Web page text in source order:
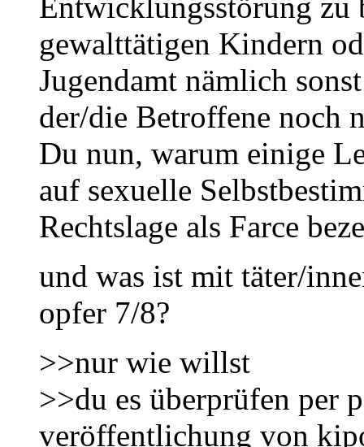
Entwicklungsstörung zu
gewalttätigen Kindern
Jugendamt nämlich
der/die Betroffene noch
Du nun, warum einige
auf sexuelle
Rechtslage als Farce
und was ist mit täter/
opfer 7/8?
>>nur wie willst
>>du es überprüfen per
veröffentlichung von